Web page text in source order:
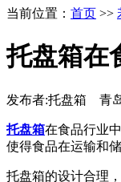
当前位置： 首页 >>
托盘箱在
发布者:托盘箱 青
托盘箱在食品行业
使得食品在运输和
托盘箱的设计合理